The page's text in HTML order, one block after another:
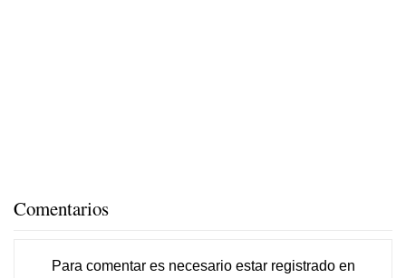
Comentarios
Para comentar es necesario estar registradoen